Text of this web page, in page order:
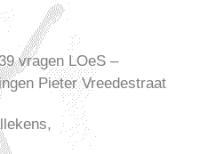
vragen LOeS –
Pieter Vreedestraat